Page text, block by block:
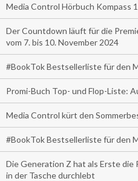
Media Control Hörbuch Kompass
Der Countdown läuft für die
vom 7. bis 10. November 2024
#BookTok Bestsellerliste für den
Promi-Buch Top- und Flop-Liste:
Media Control kürt den
#BookTok Bestsellerliste für den
Die Generation Z hat als Erste
in der Tasche durchlebt